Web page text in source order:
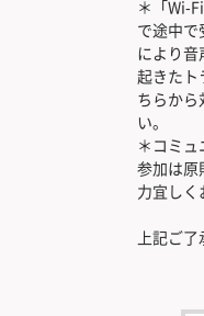
＊「Wi-
で途中
により音
起きたト
ちらから
い。
＊コミ
参加は原
力宜しく
上記ご